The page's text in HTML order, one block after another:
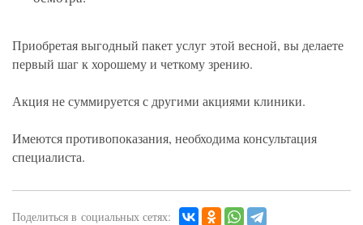
Приобретая выгодный пакет услуг этой весной, вы делаете
первый шаг к хорошему и четкому зрению.
Акция не суммируется с другими акциями клиники.
Имеются противопоказания, необходима консультация
специалиста.
Поделиться в социальных сетях: